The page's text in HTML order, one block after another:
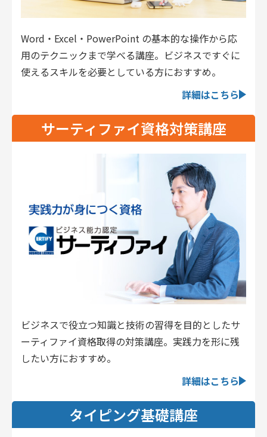
Word・Excel・PowerPoint の基本的な操作から応
用のテクニックまで学べる講座。ビジネスですぐに
使えるスキルを必要としている方におすすめ。
詳細はこちら
サーティファイ資格対策講座
ビジネスで役立つ知識と技術の習得を目的としたサ
ーティファイ資格取得の対策講座。実践力を形に残
したい方におすすめ。
詳細はこちら
タイピング基礎講座